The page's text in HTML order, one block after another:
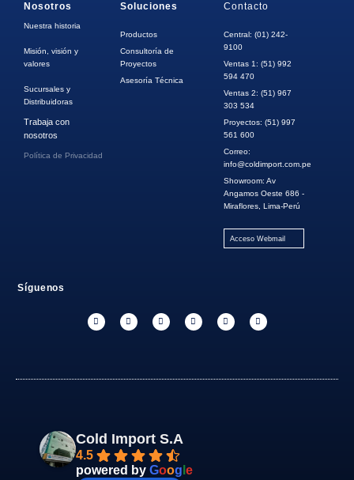
Nosotros
Nuestra historia
Misión, visión y
valores
Sucursales y
Distribuidoras
Trabaja con
nosotros
Política de Privacidad
Soluciones
Productos
Consultoría de
Proyectos
Asesoría Técnica
Contacto
Central: (01) 242-
9100
Ventas 1: (51) 992
594 470
Ventas 2: (51) 967
303 534
Proyectos: (51) 997
561 600
Correo:
info@coldimport.com.pe
Showroom: Av
Angamos Oeste 686 -
Miraflores, Lima-Perú
Acceso Webmail
Síguenos
Cold Import S.A
4.5
powered by Goog e